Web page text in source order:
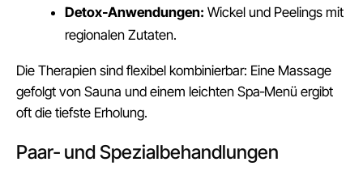
Detox‑Anwendungen: Wickel und Peelings mit
regionalen Zutaten.
Die Therapien sind flexibel kombinierbar: Eine Massage
gefolgt von Sauna und einem leichten Spa‑Menü ergibt
oft die tiefste Erholung.
Paar‑ und Spezialbehandlungen